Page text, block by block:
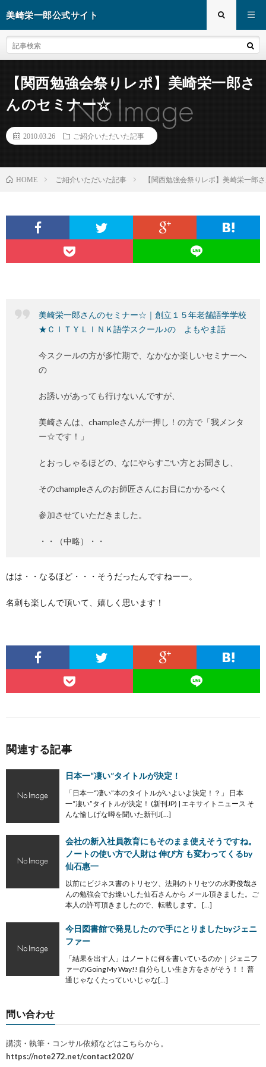
美崎栄一郎公式サイト
【関西勉強会祭りレポ】美崎栄一郎さ
んのセミナー☆
2010.03.26 ご紹介いただいた記事
HOME ご紹介いただいた記事 【関西勉強会祭りレポ】美崎栄一郎
美崎栄一郎さんのセミナー☆｜創立１５年老舗語学学校
★ＣＩＴＹＬＩＮＫ語学スクール♪の よもやま話
今スクールの方が多忙期で、なかなか楽しいセミナーへ
の
お誘いがあっても行けないんですが、
美崎さんは、champleさんが一押し！の方で「我メンタ
ー☆です！」
とおっしゃるほどの、なにやらすごい方とお聞きし、
そのchampleさんのお師匠さんにお目にかかるべく
参加させていただきました。
・・（中略）・・
はは・・なるほど・・・そうだったんですねーー。
名刺も楽しんで頂いて、嬉しく思います！
関連する記事
日本一“凄い”タイトルが決定！
「日本一“凄い”本のタイトルがいよいよ決定！？」 日本
一“凄い”タイトルが決定！ (新刊JP) | エキサイトニュース そ
んな愉しげな噂を聞いた新刊J[…]
会社の新入社員教育にもそのまま使えそうですね。
ノートの使い方で人財は 伸び方 も変わってくるby
仙石惠一
以前にビジネス書のトリセツ、法則のトリセツの水野俊哉さ
んの勉強会でお逢いした仙石さんから メール頂きました。ご
本人の許可頂きましたので、転載します。 […]
今日図書館で発見したので手にとりましたbyジェニ
ファー
「結果を出す人」はノートに何を書いているのか｜ジェニフ
ァーのGoing My Way!! 自分らしい生き方をさがそう！！ 普
通じゃなくたっていいじゃな[…]
問い合わせ
講演・執筆・コンサル依頼などはこちらから。
https://note272.net/contact2020/